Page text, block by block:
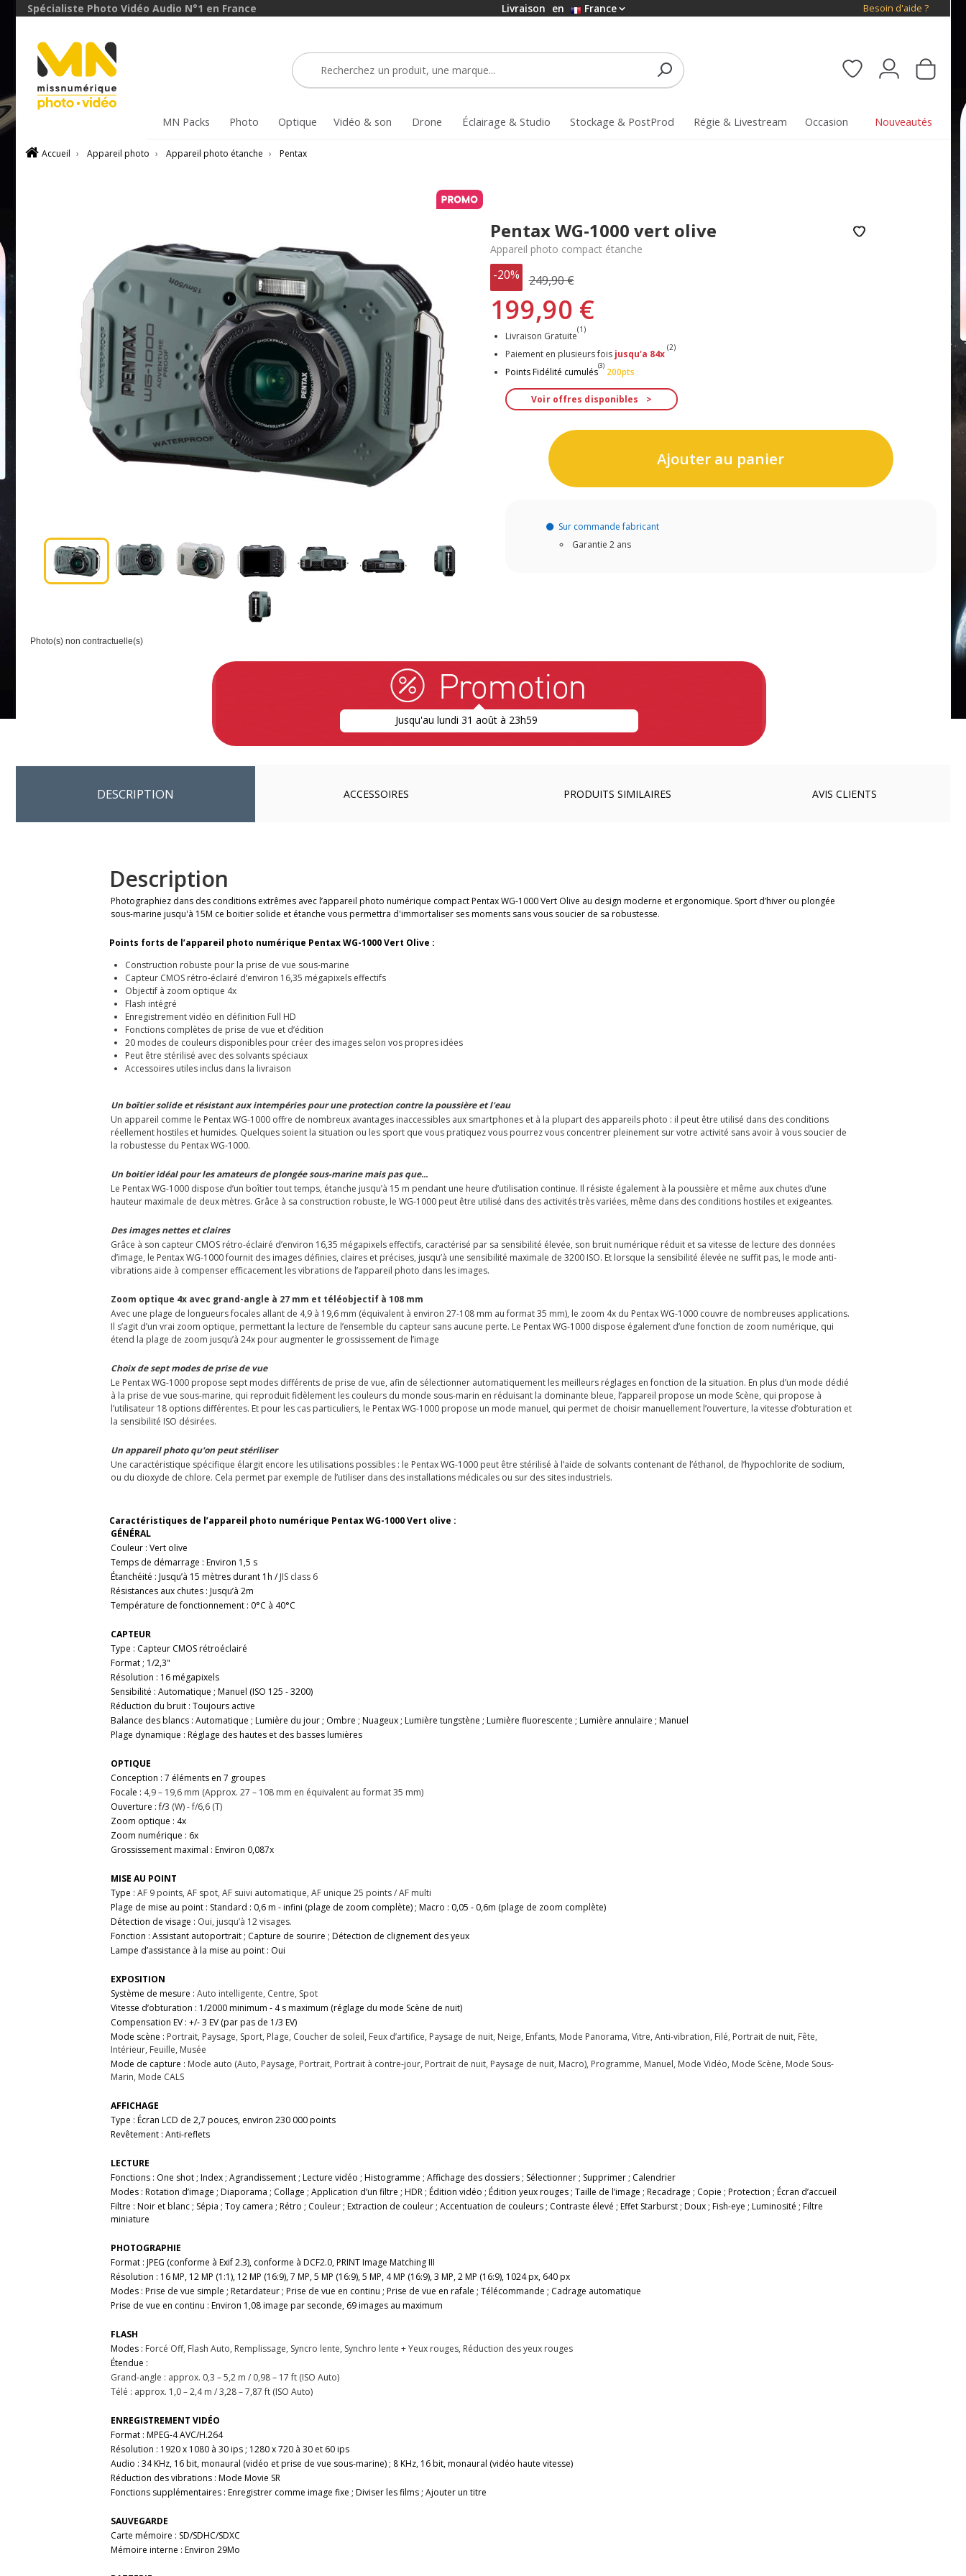
Spécialiste Photo Vidéo Audio N°1 en France Livraison en France Besoin d'aide ?
MN Packs Photo Optique Vidéo & son Drone Éclairage & Studio Stockage & PostProd Régie & Livestream Occasion Nouveautés
Accueil › Appareil photo › Appareil photo étanche › Pentax
avec le code
Photo(s) non contractuelle(s)
Pentax WG-1000 vert olive
Appareil photo compact étanche
-20% 249,90 €
199,90 €
Livraison Gratuite
(1)
Paiement en plusieurs fois jusqu'a 84x
(2)
Points Fidélité cumulés
(3)
200pts
Voir offres disponibles
Ajouter au panier
Sur commande fabricant
Garantie 2 ans
Jusqu'au lundi 31 août à 23h59
DESCRIPTION ACCESSOIRES PRODUITS SIMILAIRES AVIS CLIENTS
Description
Photographiez dans des conditions extrêmes avec l’appareil photo numérique compact Pentax WG-1000 Vert Olive au design moderne et ergonomique. Sport d’hiver ou plongée
sous-marine jusqu'à 15M ce boitier solide et étanche vous permettra d'immortaliser ses moments sans vous soucier de sa robustesse.
Points forts de l’appareil photo numérique Pentax WG-1000 Vert Olive :
Construction robuste pour la prise de vue sous-marine
Capteur CMOS rétro-éclairé d’environ 16,35 mégapixels effectifs
Objectif à zoom optique 4x
Flash intégré
Enregistrement vidéo en définition Full HD
Fonctions complètes de prise de vue et d’édition
20 modes de couleurs disponibles pour créer des images selon vos propres idées
Peut être stérilisé avec des solvants spéciaux
Accessoires utiles inclus dans la livraison
Un boîtier solide et résistant aux intempéries pour une protection contre la poussière et l'eau
Un appareil comme le Pentax WG-1000 offre de nombreux avantages inaccessibles aux smartphones et à la plupart des appareils photo : il peut être utilisé dans des conditions
réellement hostiles et humides. Quelques soient la situation ou les sport que vous pratiquez vous pourrez vous concentrer pleinement sur votre activité sans avoir à vous soucier de
la robustesse du Pentax WG-1000.
Un boitier idéal pour les amateurs de plongée sous-marine mais pas que...
Le Pentax WG-1000 dispose d’un boîtier tout temps, étanche jusqu’à 15 m pendant une heure d’utilisation continue. Il résiste également à la poussière et même aux chutes d’une
hauteur maximale de deux mètres. Grâce à sa construction robuste, le WG-1000 peut être utilisé dans des activités très variées, même dans des conditions hostiles et exigeantes.
Des images nettes et claires
Grâce à son capteur CMOS rétro-éclairé d’environ 16,35 mégapixels effectifs, caractérisé par sa sensibilité élevée, son bruit numérique réduit et sa vitesse de lecture des données
d’image, le Pentax WG-1000 fournit des images définies, claires et précises, jusqu’à une sensibilité maximale de 3200 ISO. Et lorsque la sensibilité élevée ne suffit pas, le mode anti-
vibrations aide à compenser efficacement les vibrations de l’appareil photo dans les images.
Zoom optique 4x avec grand-angle à 27 mm et téléobjectif à 108 mm
Avec une plage de longueurs focales allant de 4,9 à 19,6 mm (équivalent à environ 27-108 mm au format 35 mm), le zoom 4x du Pentax WG-1000 couvre de nombreuses applications.
Il s’agit d’un vrai zoom optique, permettant la lecture de l’ensemble du capteur sans aucune perte. Le Pentax WG-1000 dispose également d’une fonction de zoom numérique, qui
étend la plage de zoom jusqu’à 24x pour augmenter le grossissement de l’image
Choix de sept modes de prise de vue
Le Pentax WG-1000 propose sept modes différents de prise de vue, afin de sélectionner automatiquement les meilleurs réglages en fonction de la situation. En plus d’un mode dédié
à la prise de vue sous-marine, qui reproduit fidèlement les couleurs du monde sous-marin en réduisant la dominante bleue, l’appareil propose un mode Scène, qui propose à
l’utilisateur 18 options différentes. Et pour les cas particuliers, le Pentax WG-1000 propose un mode manuel, qui permet de choisir manuellement l’ouverture, la vitesse d’obturation et
la sensibilité ISO désirées.
Un appareil photo qu'on peut stériliser
Une caractéristique spécifique élargit encore les utilisations possibles : le Pentax WG-1000 peut être stérilisé à l’aide de solvants contenant de l’éthanol, de l’hypochlorite de sodium,
ou du dioxyde de chlore. Cela permet par exemple de l’utiliser dans des installations médicales ou sur des sites industriels.
Caractéristiques de l’appareil photo numérique Pentax WG-1000 Vert olive :
GÉNÉRAL
Couleur : Vert olive
Temps de démarrage : Environ 1,5 s
Étanchéité : Jusqu’à 15 mètres durant 1h /JIS class 6
Résistances aux chutes : Jusqu’à 2m
Température de fonctionnement : 0°C à 40°C
CAPTEUR
Type : Capteur CMOS rétroéclairé
Format ; 1/2,3"
Résolution : 16 mégapixels
Sensibilité : Automatique ; Manuel (ISO 125 - 3200)
Réduction du bruit : Toujours active
Balance des blancs : Automatique ; Lumière du jour ; Ombre ; Nuageux ; Lumière tungstène ; Lumière fluorescente ; Lumière annulaire ; Manuel
Plage dynamique : Réglage des hautes et des basses lumières
OPTIQUE
Conception : 7 éléments en 7 groupes
Focale : 4,9 – 19,6 mm (Approx. 27 – 108 mm en équivalent au format 35 mm)
Ouverture : f/3 (W) - f/6,6 (T)
Zoom optique : 4x
Zoom numérique : 6x
Grossissement maximal : Environ 0,087x
MISE AU POINT
Type : AF 9 points, AF spot, AF suivi automatique, AF unique 25 points / AF multi
Plage de mise au point : Standard : 0,6 m - infini (plage de zoom complète) ; Macro : 0,05 - 0,6m (plage de zoom complète)
Détection de visage : Oui, jusqu’à 12 visages.
Fonction : Assistant autoportrait ; Capture de sourire ; Détection de clignement des yeux
Lampe d’assistance à la mise au point : Oui
EXPOSITION
Système de mesure : Auto intelligente, Centre, Spot
Vitesse d’obturation : 1/2000 minimum - 4 s maximum (réglage du mode Scène de nuit)
Compensation EV : +/- 3 EV (par pas de 1/3 EV)
Mode scène : Portrait, Paysage, Sport, Plage, Coucher de soleil, Feux d’artifice, Paysage de nuit, Neige, Enfants, Mode Panorama, Vitre, Anti-vibration, Filé, Portrait de nuit, Fête,
Intérieur, Feuille, Musée
Mode de capture : Mode auto (Auto, Paysage, Portrait, Portrait à contre-jour, Portrait de nuit, Paysage de nuit, Macro), Programme, Manuel, Mode Vidéo, Mode Scène, Mode Sous-
Marin, Mode CALS
AFFICHAGE
Type : Écran LCD de 2,7 pouces, environ 230 000 points
Revêtement : Anti-reflets
LECTURE
Fonctions : One shot ; Index ; Agrandissement ; Lecture vidéo ; Histogramme ; Affichage des dossiers ; Sélectionner ; Supprimer ; Calendrier
Modes : Rotation d’image ; Diaporama ; Collage ; Application d’un filtre ; HDR ; Édition vidéo ; Édition yeux rouges ; Taille de l’image ; Recadrage ; Copie ; Protection ; Écran d’accueil
Filtre : Noir et blanc ; Sépia ; Toy camera ; Rétro ; Couleur ; Extraction de couleur ; Accentuation de couleurs ; Contraste élevé ; Effet Starburst ; Doux ; Fish-eye ; Luminosité ; Filtre
miniature
PHOTOGRAPHIE
Format : JPEG (conforme à Exif 2.3), conforme à DCF2.0, PRINT Image Matching III
Résolution : 16 MP, 12 MP (1:1), 12 MP (16:9), 7 MP, 5 MP (16:9), 5 MP, 4 MP (16:9), 3 MP, 2 MP (16:9), 1024 px, 640 px
Modes : Prise de vue simple ; Retardateur ; Prise de vue en continu ; Prise de vue en rafale ; Télécommande ; Cadrage automatique
Prise de vue en continu : Environ 1,08 image par seconde, 69 images au maximum
FLASH
Modes : Forcé Off, Flash Auto, Remplissage, Syncro lente, Synchro lente + Yeux rouges, Réduction des yeux rouges
Étendue :
Grand-angle : approx. 0,3 – 5,2 m / 0,98 – 17 ft (ISO Auto)
Télé : approx. 1,0 – 2,4 m / 3,28 – 7,87 ft (ISO Auto)
ENREGISTREMENT VIDÉO
Format : MPEG-4 AVC/H.264
Résolution : 1920 x 1080 à 30 ips ; 1280 x 720 à 30 et 60 ips
Audio : 34 KHz, 16 bit, monaural (vidéo et prise de vue sous-marine) ; 8 KHz, 16 bit, monaural (vidéo haute vitesse)
Réduction des vibrations : Mode Movie SR
Fonctions supplémentaires : Enregistrer comme image fixe ; Diviser les films ; Ajouter un titre
SAUVEGARDE
Carte mémoire : SD/SDHC/SDXC
Mémoire interne : Environ 29Mo